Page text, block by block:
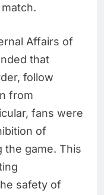
Affairs of
that
follow
from
fans were
of
the game. This
safety of